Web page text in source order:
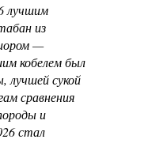
лучшим
из
—
кобелем был
лучшей сукой
сравнения
и
стал